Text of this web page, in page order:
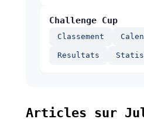
Challenge Cup
Classement
Resultats
Articles sur